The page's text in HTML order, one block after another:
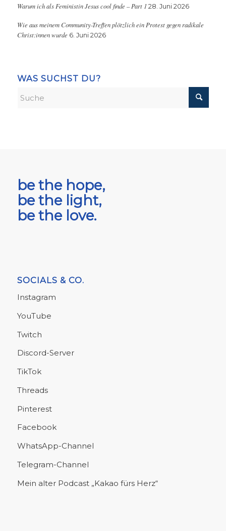
Warum ich als Feministin Jesus cool finde – Part 1 28. Juni 2026
Wie aus meinem Community-Treffen plötzlich ein Protest gegen radikale
Christ:innen wurde 6. Juni 2026
WAS SUCHST DU?
be the hope,
be the light,
be the love.
SOCIALS & CO.
Instagram
YouTube
Twitch
Discord-Server
TikTok
Threads
Pinterest
Facebook
WhatsApp-Channel
Telegram-Channel
Mein alter Podcast „Kakao fürs Herz“